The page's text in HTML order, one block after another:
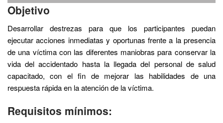
Objetivo
Desarrollar destrezas para que los participantes puedan
ejecutar acciones inmediatas y oportunas frente a la presencia
de una víctima con las diferentes maniobras para conservar la
vida del accidentado hasta la llegada del personal de salud
capacitado, con el fin de mejorar las habilidades de una
respuesta rápida en la atención de la víctima.
Requisitos mínimos: